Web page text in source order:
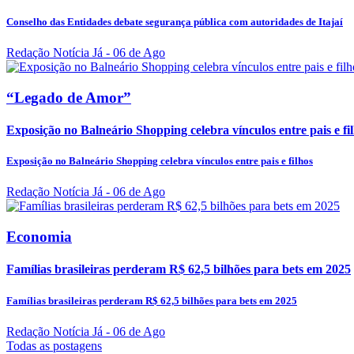
Conselho das Entidades debate segurança pública com autoridades de Itajaí
Redação Notícia Já - 06 de Ago
“Legado de Amor”
Exposição no Balneário Shopping celebra vínculos entre pais e
Exposição no Balneário Shopping celebra vínculos entre pais e filhos
Redação Notícia Já - 06 de Ago
Economia
Famílias brasileiras perderam R$ 62,5 bilhões para bets em 2025
Famílias brasileiras perderam R$ 62,5 bilhões para bets em 2025
Redação Notícia Já - 06 de Ago
Todas as postagens